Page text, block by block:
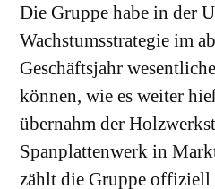
Die Gruppe habe in der
Wachstumsstrategie im
Geschäftsjahr
können, wie es weiter
übernahm der
Spanplattenwerk in
zählt die Gruppe offiziell